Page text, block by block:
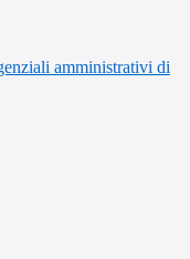
amministrativi di